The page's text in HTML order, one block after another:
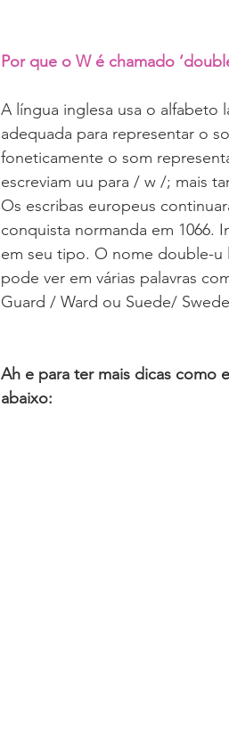
Por que o W é chamado
A língua inglesa usa o alfabeto
adequada para representar o
foneticamente o som
escreviam uu para / w /; mais
Os escribas europeus
conquista normanda em 1066.
em seu tipo. O nome double-u
pode ver em várias palavras
Guard / Ward ou Suede/
Ah e para ter mais dicas como
abaixo: